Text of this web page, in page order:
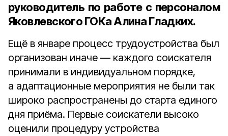
руководитель по работе с персоналом
Яковлевского ГОКа Алина Гладких.
Ещё в январе процесс трудоустройства был
организован иначе — каждого соискателя
принимали в индивидуальном порядке,
а адаптационные мероприятия не были так
широко распространены до старта единого
дня приёма. Первые соискатели высоко
оценили процедуру устройства